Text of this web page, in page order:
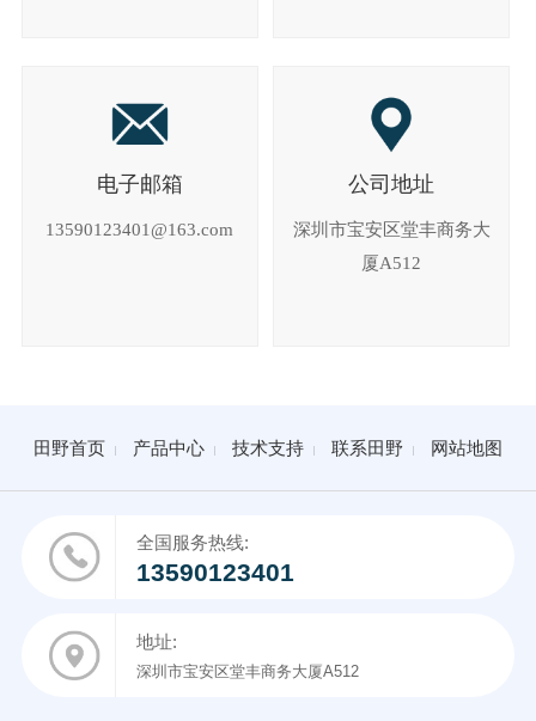
电子邮箱
13590123401@163.com
公司地址
深圳市宝安区堂丰商务大
厦A512
田野首页 产品中心 技术支持 联系田野 网站地图
全国服务热线:
13590123401
地址:
深圳市宝安区堂丰商务大厦A512